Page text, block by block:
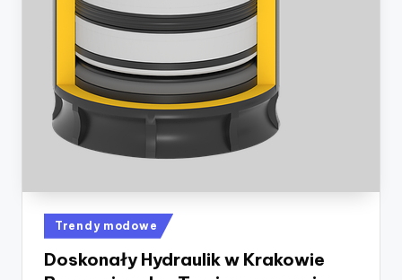
Posted
in
Trendy modowe
Doskonały Hydraulik w Krakowie